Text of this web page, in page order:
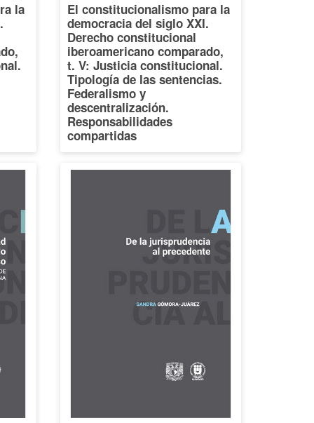
la
El constitucionalismo para la
democracia del siglo XXI.
Derecho constitucional
iberoamericano comparado,
t. V: Justicia constitucional.
Tipología de las sentencias.
Federalismo y
descentralización.
Responsabilidades
compartidas